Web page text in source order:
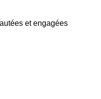
et engagées